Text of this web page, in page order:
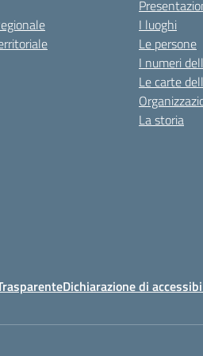
I luoghi
Le persone
I numeri
Le carte
La storia
Dichiarazione di